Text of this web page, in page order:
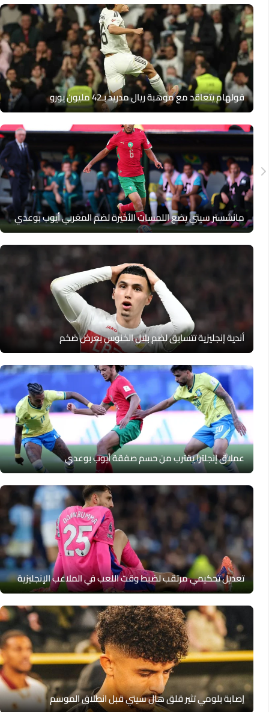
فولهام يتعاقد مع موهبة ريال مدريد بـ42 مليون يورو
مانشستر سيتي يضع اللمسات الأخيرة لضم المغربي أيوب بوعدي
أندية إنجليزية تتسابق لضم بلال الخنوس بعرض ضخم
عملاق إنجلترا يقترب من حسم صفقة أيوب بوعدي
تعديل تحكيمي مرتقب لضبط وقت اللعب في الملاعب الإنجليزية
إصابة بلومي تثير قلق هال سيتي قبل انطلاق الموسم